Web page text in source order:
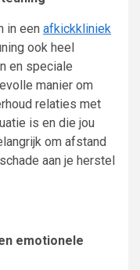
in een afkickkliniek
ook heel
en speciale
manier om
relaties met
is en die jou
om afstand
aan je herstel
emotionele